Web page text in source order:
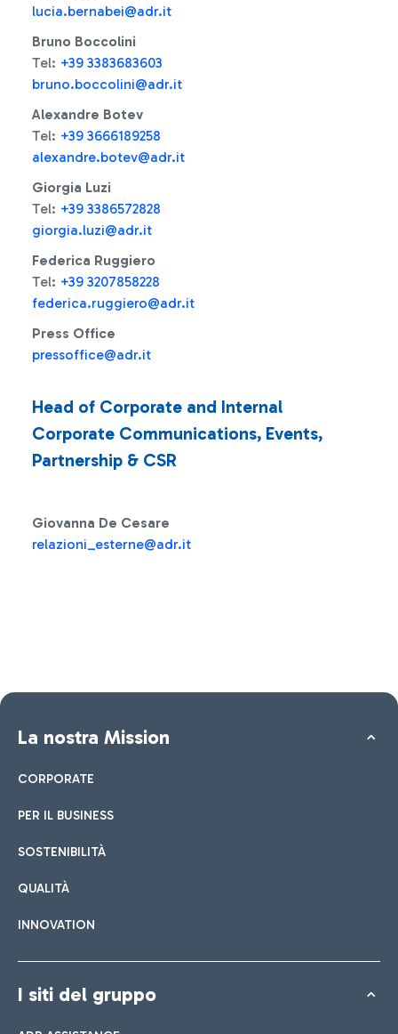
lucia.bernabei@adr.it
Bruno Boccolini
Tel: +39 3383683603
bruno.boccolini@adr.it
Alexandre Botev
Tel: +39 3666189258
alexandre.botev@adr.it
Giorgia Luzi
Tel: +39 3386572828
giorgia.luzi@adr.it
Federica Ruggiero
Tel: +39 3207858228
federica.ruggiero@adr.it
Press Office
pressoffice@adr.it
Head of Corporate and Internal
Corporate Communications, Events,
Partnership & CSR
Giovanna De Cesare
relazioni_esterne@adr.it
La nostra Mission
CORPORATE
PER IL BUSINESS
SOSTENIBILITÀ
QUALITÀ
INNOVATION
I siti del gruppo